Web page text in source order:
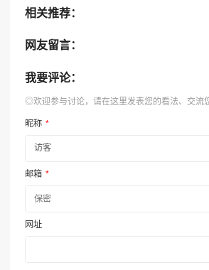
相关推荐：
网友留言：
我要评论：
◎欢迎参与讨论，请在这里发表您的看法、交流
昵称 *
邮箱 *
网址